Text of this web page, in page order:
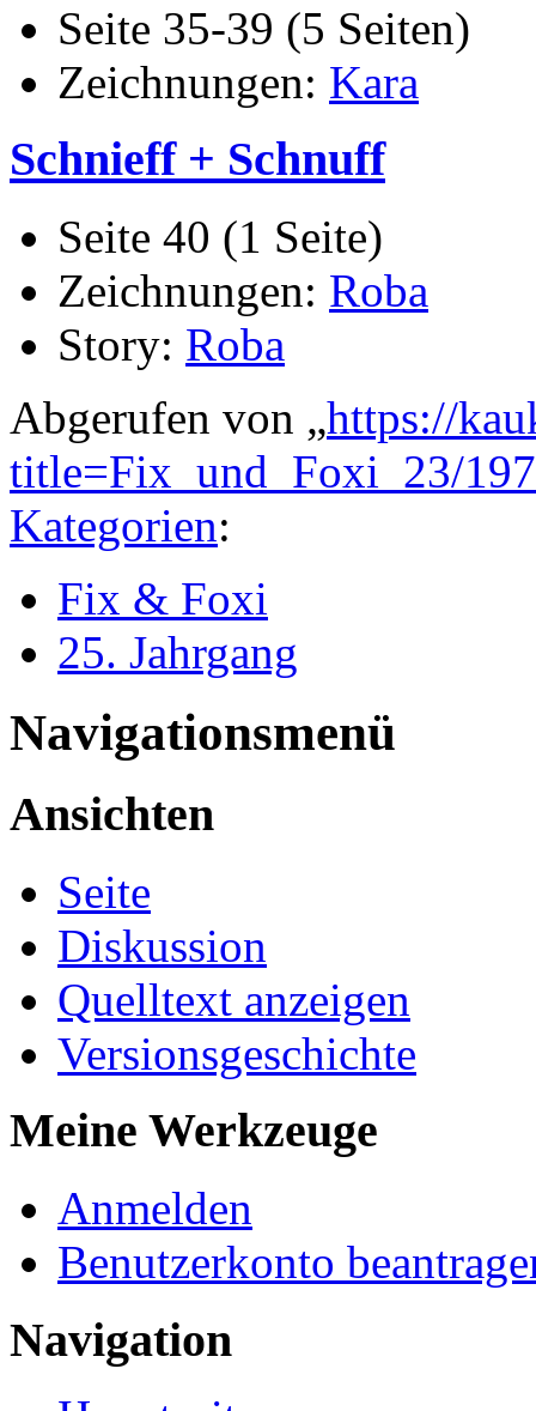
Seite 35-39 (5 Seiten)
Zeichnungen: Kara
Schnieff + Schnuff
Seite 40 (1 Seite)
Zeichnungen: Roba
Story: Roba
Abgerufen von „https://
title=Fix_und_Foxi_23/
Kategorien:
Fix & Foxi
25. Jahrgang
Navigationsmenü
Ansichten
Seite
Diskussion
Quelltext anzeigen
Versionsgeschichte
Meine Werkzeuge
Anmelden
Benutzerkonto
Navigation